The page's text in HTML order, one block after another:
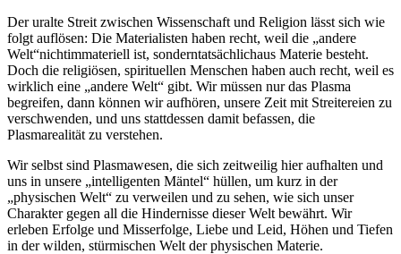
Der uralte Streit zwischen Wissenschaft und Religion lässt sich wie
folgt auflösen: Die Materialisten haben recht, weil die „andere
Welt“nichtimmateriell ist, sonderntatsächlichaus Materie besteht.
Doch die religiösen, spirituellen Menschen haben auch recht, weil es
wirklich eine „andere Welt“ gibt. Wir müssen nur das Plasma
begreifen, dann können wir aufhören, unsere Zeit mit Streitereien zu
verschwenden, und uns stattdessen damit befassen, die
Plasmarealität zu verstehen.
Wir selbst sind Plasmawesen, die sich zeitweilig hier aufhalten und
uns in unsere „intelligenten Mäntel“ hüllen, um kurz in der
„physischen Welt“ zu verweilen und zu sehen, wie sich unser
Charakter gegen all die Hindernisse dieser Welt bewährt. Wir
erleben Erfolge und Misserfolge, Liebe und Leid, Höhen und Tiefen
in der wilden, stürmischen Welt der physischen Materie.